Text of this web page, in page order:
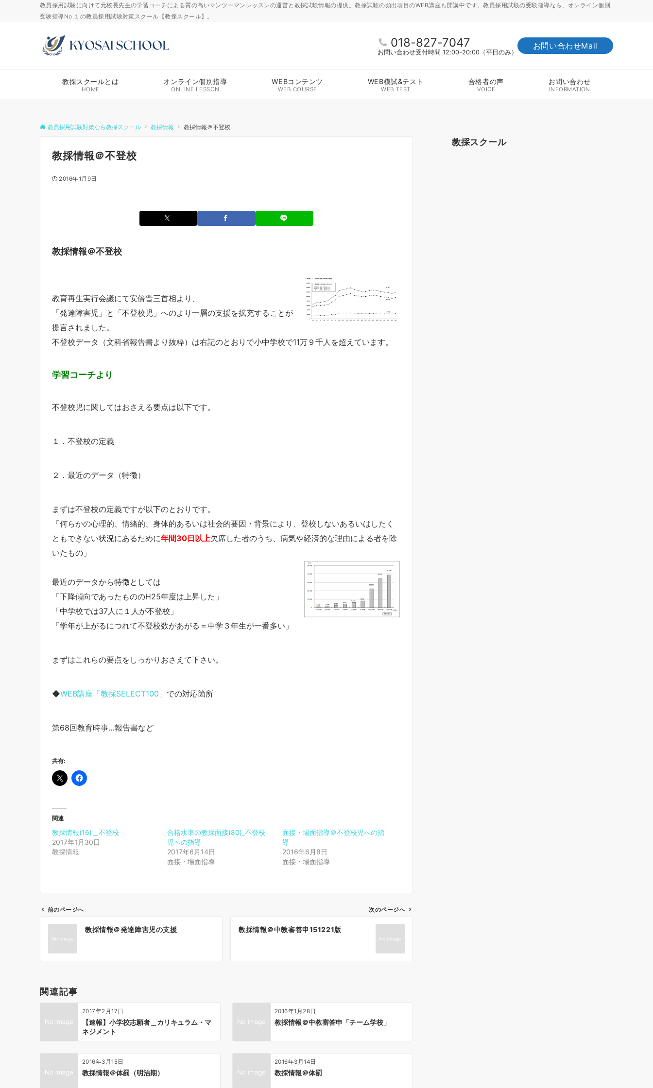
教員採用試験に向けて元校長先生の学習コーチによる質の高いマンツーマンレッスンの運営と教採試験情報の提供。教採試験の頻出項目のWEB講座も開講中です。教員採用試験の受験指導なら、オンライン個別
受験指導No.１の教員採用試験対策スクール【教採スクール】。
018-827-7047
お問い合わせ受付時間 12:00-20:00（平日のみ）
お問い合わせMail
教採スクールとは
HOME
オンライン個別指導
ONLINE LESSON
WEBコンテンツ
WEB COURSE
WEB模試&テスト
WEB TEST
合格者の声
VOICE
お問い合わせ
INFORMATION
教員採用試験対策なら教採スクール 教採情報 教採情報＠不登校
教採情報＠不登校
2016年1月9日
教採情報＠不登校
教育再生実行会議にて安倍晋三首相より、
「発達障害児」と「不登校児」へのより一層の支援を拡充することが
提言されました。
不登校データ（文科省報告書より抜粋）は右記のとおりで小中学校で11万９千人を超えています。
学習コーチより
不登校児に関してはおさえる要点は以下です。
１．不登校の定義
２．最近のデータ（特徴）
まずは不登校の定義ですが以下のとおりです。
「何らかの心理的、情緒的、身体的あるいは社会的要因・背景により、登校しないあるいはしたく
ともできない状況にあるために年間30日以上欠席した者のうち、病気や経済的な理由による者を除
いたもの」
最近のデータから特徴としては
「下降傾向であったもののH25年度は上昇した」
「中学校では37人に１人が不登校」
「学年が上がるにつれて不登校数があがる＝中学３年生が一番多い」
まずはこれらの要点をしっかりおさえて下さい。
◆WEB講座「教採SELECT100」 での対応箇所
第68回教育時事…報告書など
共有:
関連
教採情報(16)＿不登校
2017年1月30日
教採情報
合格水準の教採面接(80)_不登校
児への指導
2017年6月14日
面接・場面指導
面接・場面指導＠不登校児への指
導
2016年6月8日
面接・場面指導
シ
ン
前のページへ
教採情報＠発達障害児の支援
次のページへ
教採情報＠中教審答申151221版
関連記事
2017年2月17日
【速報】小学校志願者＿カリキュラム・マ
ネジメント
2016年1月28日
教採情報＠中教審答申「チーム学校」
2016年3月15日
教採情報＠体罰（明治期）
2016年3月14日
教採情報＠体罰
教採スクール